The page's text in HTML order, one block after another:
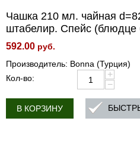
Чашка 210 мл. чайная
штабелир. Спейс (блюдце
592.00 руб.
Производитель: Bonna (Турция)
Кол-во:
+
−
В КОРЗИНУ